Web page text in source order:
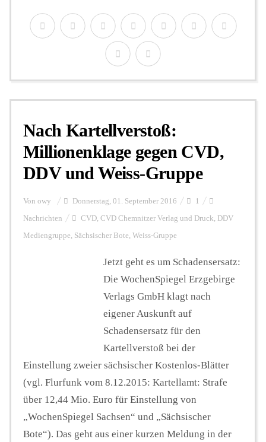
Nach Kartellverstoß:
Millionenklage gegen CVD,
DDV und Weiss-Gruppe
Von owy Donnerstag, 01. September 2016 1
Nachrichten CVD, CVD Chemnitzer Verlag und Druck, DDV
Mediengruppe, Sächsischer Bote, Weiss-Gruppe
Jetzt geht es um Schadensersatz:
Die WochenSpiegel Erzgebirge
Verlags GmbH klagt nach
eigener Auskunft auf
Schadensersatz für den
Kartellverstoß bei der
Einstellung zweier sächsischer Kostenlos-Blätter
(vgl. Flurfunk vom 8.12.2015: Kartellamt: Strafe
über 12,44 Mio. Euro für Einstellung von
„WochenSpiegel Sachsen“ und „Sächsischer
Bote“). Das geht aus einer kurzen Meldung in der